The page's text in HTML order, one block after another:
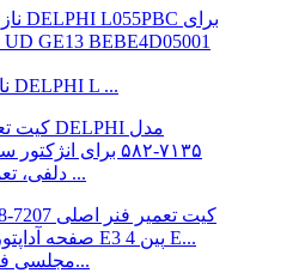
نازل ریلی مشترک DELPHI L ...
دلفی، تعمیرگاه نو و اصلی ...
مجلسی فنری اورجینال ۷۲...